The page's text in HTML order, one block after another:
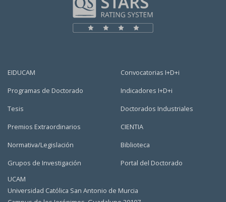
EIDUCAM
Programas de Doctorado
Tesis
Premios Extraordinarios
Normativa/Legislación
Grupos de Investigación
Convocatorias I+D+i
Indicadores I+D+i
Doctorados Industriales
CIENTIA
Biblioteca
Portal del Doctorado
UCAM
Universidad Católica San Antonio de Murcia